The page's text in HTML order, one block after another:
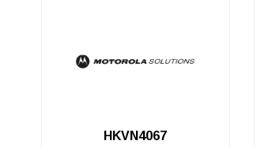
HKVN4067